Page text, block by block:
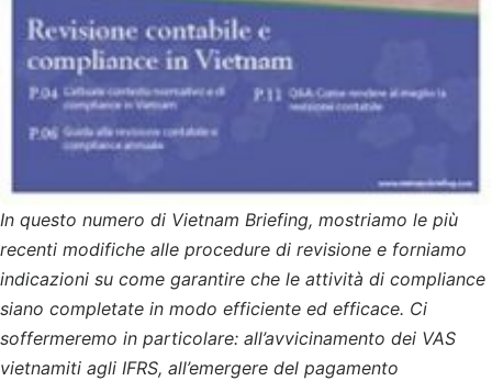
In questo numero di Vietnam Briefing, mostriamo le più
recenti modifiche alle procedure di revisione e forniamo
indicazioni su come garantire che le attività di compliance
siano completate in modo efficiente ed efficace. Ci
soffermeremo in particolare: all’avvicinamento dei VAS
vietnamiti agli IFRS, all’emergere del pagamento